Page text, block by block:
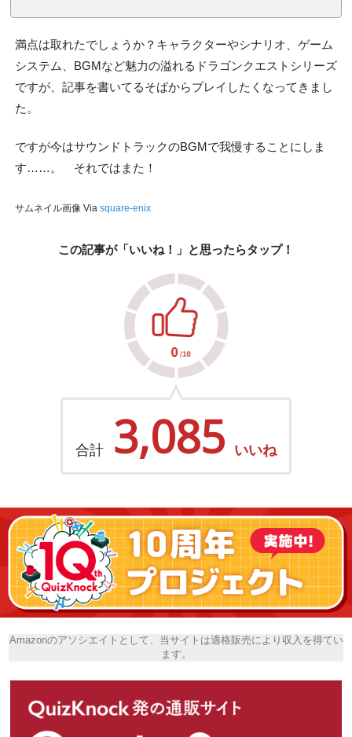
満点は取れたでしょうか？キャラクターやシナリオ、ゲーム
システム、BGMなど魅力の溢れるドラゴンクエストシリーズ
ですが、記事を書いてるそばからプレイしたくなってきまし
た。
ですが今はサウンドトラックのBGMで我慢することにしま
す……。 それではまた！
サムネイル画像 Via square-enix
この記事が「いいね！」と思ったらタップ！
合計 3,085 いいね
Amazonのアソシエイトとして、当サイトは適格販売により収入を得てい
ます。